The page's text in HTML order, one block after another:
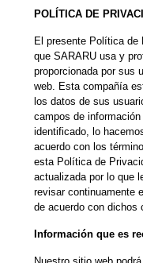
POLÍTICA DE
El presente Política de
que SARARU usa y
proporcionada por sus
web. Esta compañía
los datos de sus
campos de
identificado, lo
acuerdo con los
esta Política de
actualizada por lo que
revisar continuamente
de acuerdo con dichos
Información que es